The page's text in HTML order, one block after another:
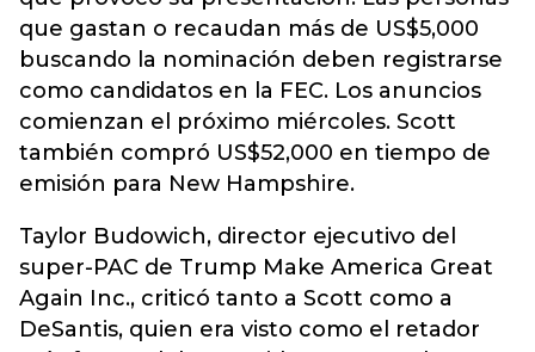
que gastan o recaudan más de US$5,000
buscando la nominación deben registrarse
como candidatos en la FEC. Los anuncios
comienzan el próximo miércoles. Scott
también compró US$52,000 en tiempo de
emisión para New Hampshire.
Taylor Budowich, director ejecutivo del
super-PAC de Trump Make America Great
Again Inc., criticó tanto a Scott como a
DeSantis, quien era visto como el retador